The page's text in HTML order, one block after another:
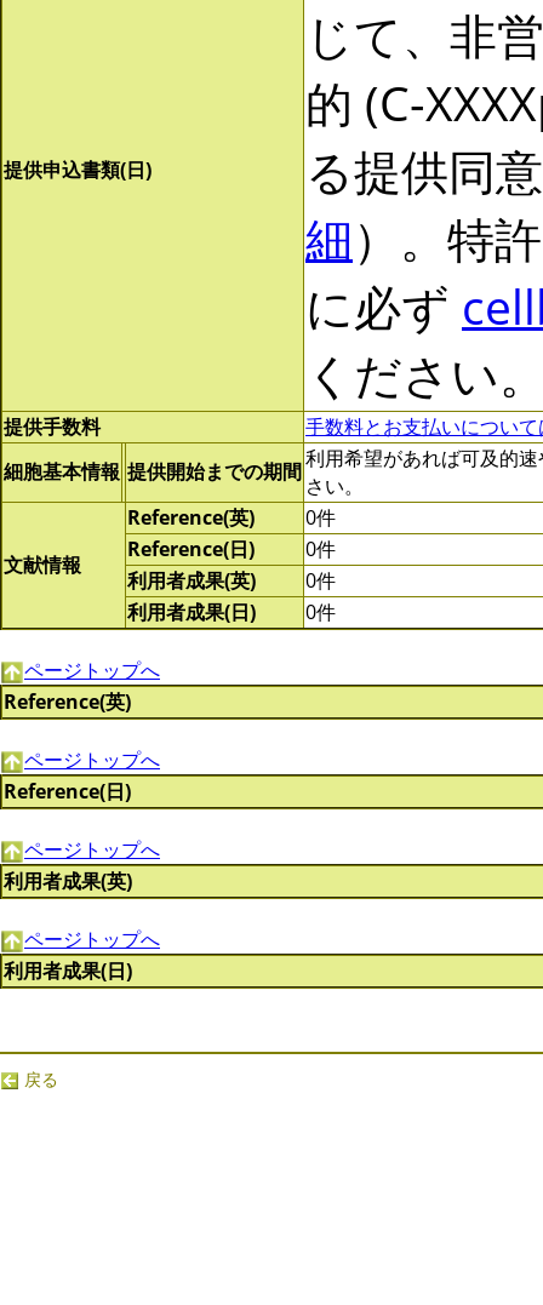
提供申込書類(日)
じて、非
的 (C-
る提供同
細）。特
に必ず
ください
提供手数料
手数料とお支払いについ
細胞基本情報 提供開始までの期間利用希望があれば可及的
さい。
文献情報
Reference(英)
0件
Reference(日)
0件
利用者成果(英)
0件
利用者成果(日)
0件
ページトップへ
Reference(英)
ページトップへ
Reference(日)
ページトップへ
利用者成果(英)
ページトップへ
利用者成果(日)
戻る